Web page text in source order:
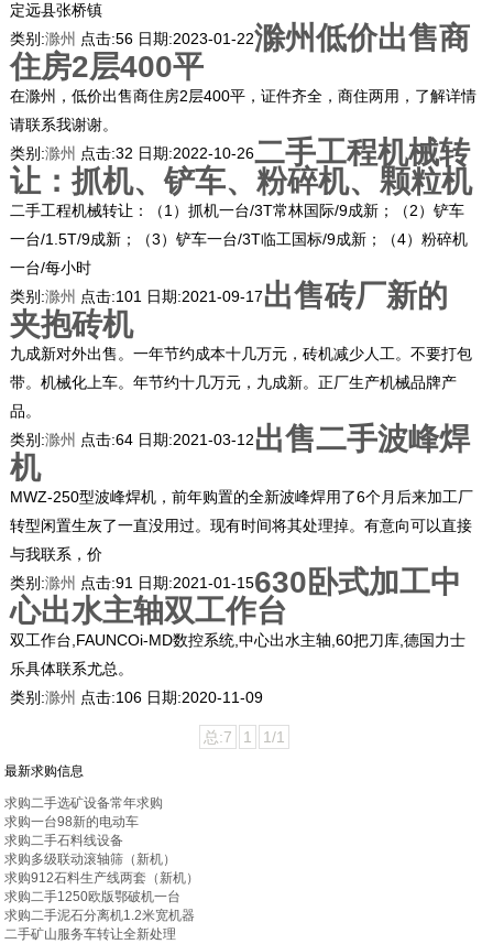
定远县张桥镇
类别:滁州 点击:56 日期:2023-01-22滁州低价出售商
住房2层400平
在滁州，低价出售商住房2层400平，证件齐全，商住两用，了解详情
请联系我谢谢。
类别:滁州 点击:32 日期:2022-10-26二手工程机械转
让：抓机、铲车、粉碎机、颗粒机
二手工程机械转让：（1）抓机一台/3T常林国际/9成新；（2）铲车
一台/1.5T/9成新；（3）铲车一台/3T临工国标/9成新；（4）粉碎机
一台/每小时
类别:滁州 点击:101 日期:2021-09-17出售砖厂新的
夹抱砖机
九成新对外出售。一年节约成本十几万元，砖机减少人工。不要打包
带。机械化上车。年节约十几万元，九成新。正厂生产机械品牌产
品。
类别:滁州 点击:64 日期:2021-03-12出售二手波峰焊
机
MWZ-250型波峰焊机，前年购置的全新波峰焊用了6个月后来加工厂
转型闲置生灰了一直没用过。现有时间将其处理掉。有意向可以直接
与我联系，价
类别:滁州 点击:91 日期:2021-01-15630卧式加工中
心出水主轴双工作台
双工作台,FAUNCOi-MD数控系统,中心出水主轴,60把刀库,德国力士
乐具体联系尤总。
类别:滁州 点击:106 日期:2020-11-09
总:7 1 1/1
最新求购信息
求购二手选矿设备常年求购
求购一台98新的电动车
求购二手石料线设备
求购多级联动滚轴筛（新机）
求购912石料生产线两套（新机）
求购二手1250欧版鄂破机一台
求购二手泥石分离机1.2米宽机器
二手矿山服务车转让全新处理